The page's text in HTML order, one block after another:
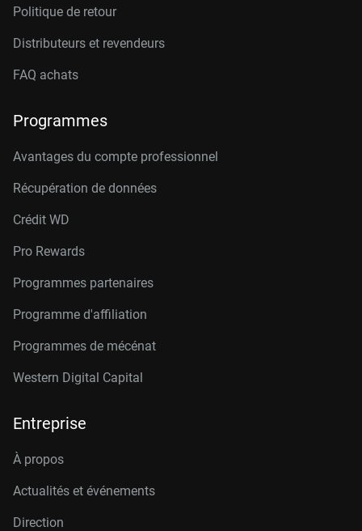
Politique de retour
Distributeurs et revendeurs
FAQ achats
Programmes
Avantages du compte professionnel
Récupération de données
Crédit WD
Pro Rewards
Programmes partenaires
Programme d'affiliation
Programmes de mécénat
Western Digital Capital
Entreprise
À propos
Actualités et événements
Direction